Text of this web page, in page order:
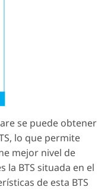
se puede obtener
lo que permite
mejor nivel de
la BTS situada en el
de esta BTS